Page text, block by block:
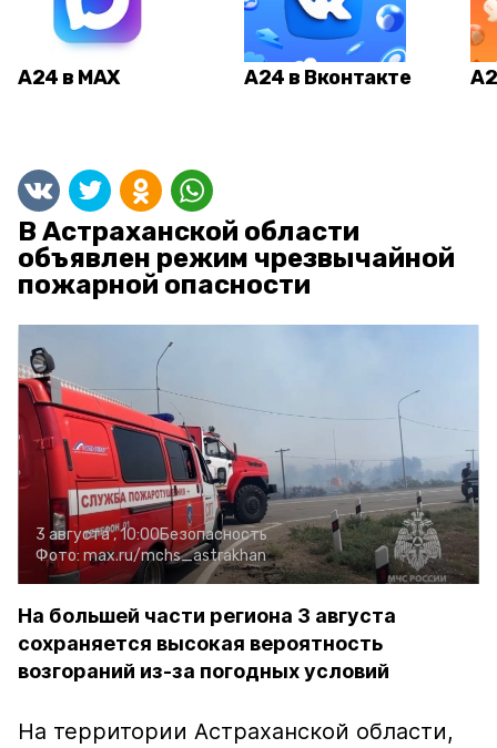
А24 в MAX А24 в Вконтакте
В Астраханской области
объявлен режим чрезвычайной
пожарной опасности
3 августа , 10:00Безопасность
Фото: max.ru/mchs_astrakhan
На большей части региона 3 августа
сохраняется высокая вероятность
возгораний из-за погодных условий
На территории Астраханской области,